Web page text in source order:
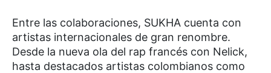
Entre las colaboraciones, SUKHA cuenta con
artistas internacionales de gran renombre.
Desde la nueva ola del rap francés con Nelick,
hasta destacados artistas colombianos como